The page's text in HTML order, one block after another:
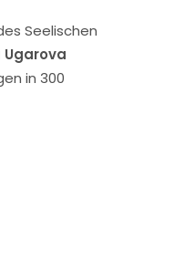
Seelischen
Ugarova
in 300